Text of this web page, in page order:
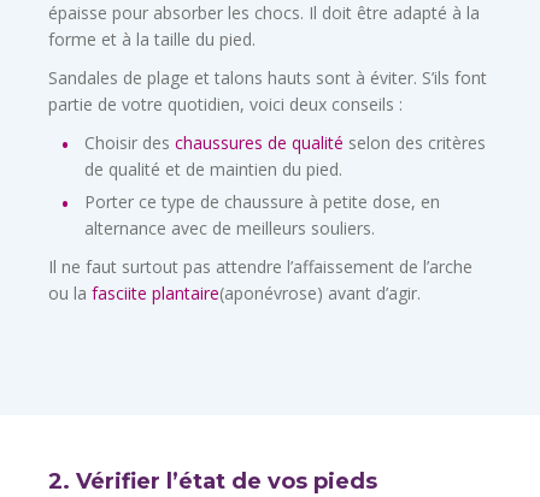
épaisse pour absorber les chocs. Il doit être adapté à la
forme et à la taille du pied.
Sandales de plage et talons hauts sont à éviter. S’ils font
partie de votre quotidien, voici deux conseils :
Choisir des chaussures de qualité selon des critères
de qualité et de maintien du pied.
Porter ce type de chaussure à petite dose, en
alternance avec de meilleurs souliers.
Il ne faut surtout pas attendre l’affaissement de l’arche
ou la fasciite plantaire(aponévrose) avant d’agir.
2. Vérifier l’état de vos pieds